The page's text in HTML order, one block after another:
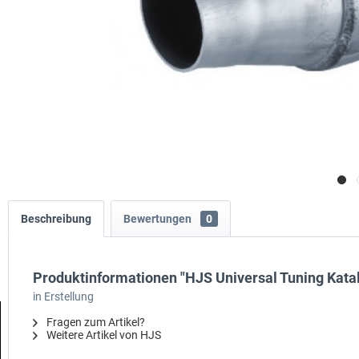
Beschreibung Bewertungen 0
Produktinformationen "HJS Universal Tuning
in Erstellung
Fragen zum Artikel?
Weitere Artikel von HJS